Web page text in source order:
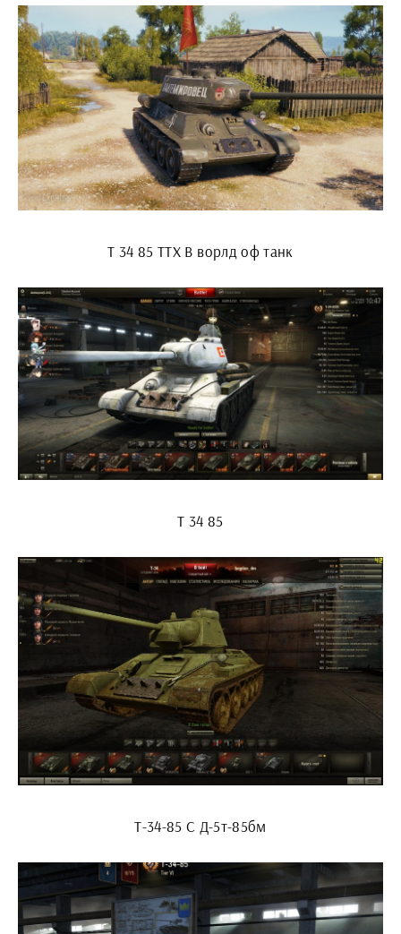
Т 34 85 ТТХ В ворлд оф танк
Т 34 85
Т-34-85 С Д-5т-85бм